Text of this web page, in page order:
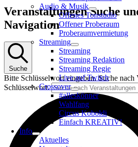
Audio & Musik
Offenes Tonstudio
Offener Proberaum
Proberaumvermietung
Streaming
Streaming
Streaming Redaktion
Streaming Regie
Live auf Twitch
Crossover
#alleskönner
Wahlfang
Circus Koboldi
Einfach KREATIV!
Info
Aktuelles
Veranstaltungen
Veranstaltungen Suche
Navigation
Suche
Bitte Schlüsselwort eingeben. Suche nach
Schlüsselwort.